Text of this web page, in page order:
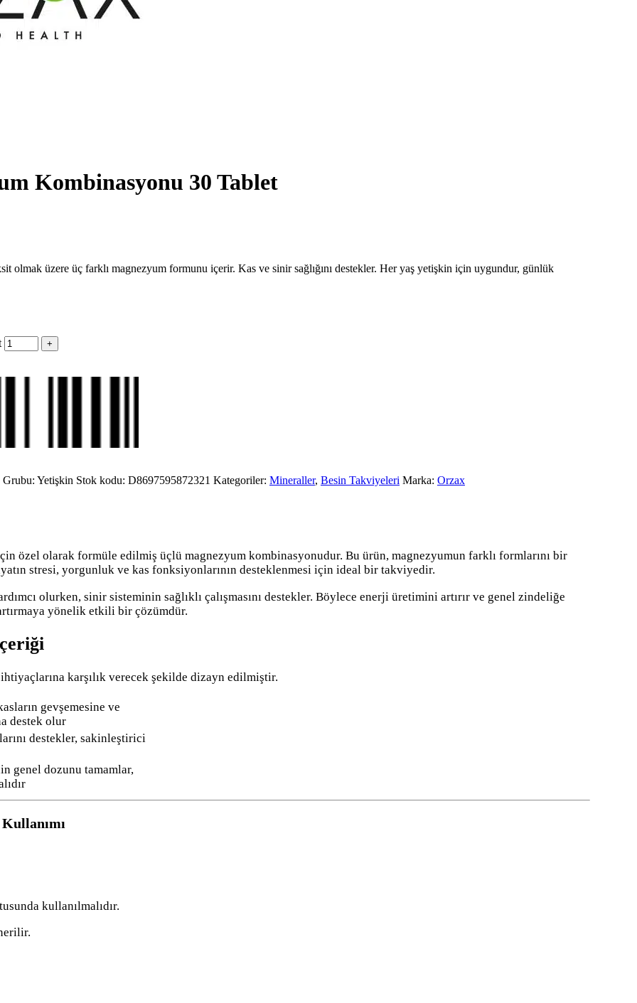
Kombinasyonu 30 Tablet
olmak üzere üç farklı magnezyum formunu içerir. Kas ve sinir sağlığını destekler. Her yaş yetişkin için uygundur, günlük
Grubu: Yetişkin Stok kodu: D8697595872321 Kategoriler: Mineraller, Besin Takviyeleri Marka: Orzax
özel olarak formüle edilmiş üçlü magnezyum kombinasyonudur. Bu ürün, magnezyumun farklı formlarını bir
stresi, yorgunluk ve kas fonksiyonlarının desteklenmesi için ideal bir takviyedir.
olurken, sinir sisteminin sağlıklı çalışmasını destekler. Böylece enerji üretimini artırır ve genel zindeliğe
yönelik etkili bir çözümdür.
karşılık verecek şekilde dizayn edilmiştir.
gevşemesine ve
destek olur
destekler, sakinleştirici
genel dozunu tamamlar,
kullanılmalıdır.